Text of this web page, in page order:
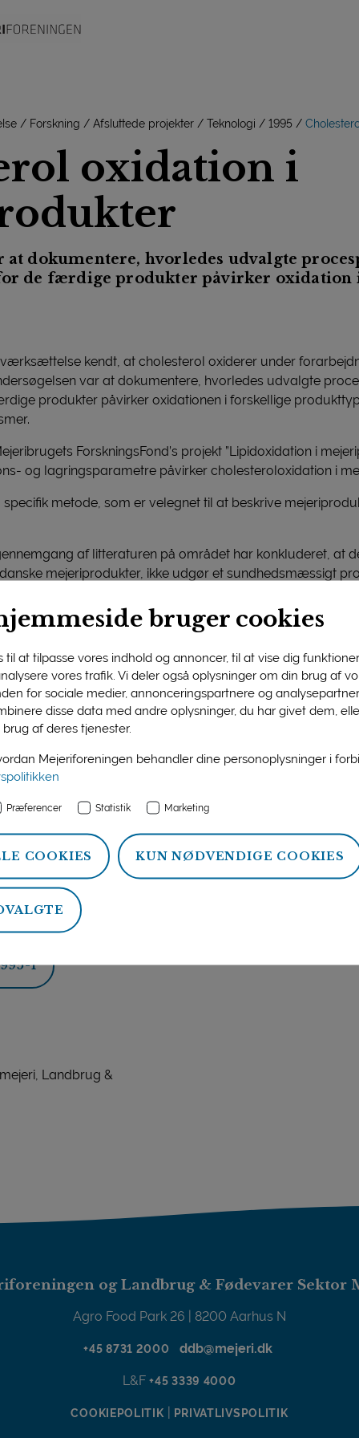
bruger cookies
til at tilpasse vores indhold og annoncer, til at vise dig
vores trafik. Vi deler også oplysninger om din brug af
for sociale medier, annonceringspartnere og
disse data med andre oplysninger, du har givet dem,
af deres tjenester.
Mejeriforeningen behandler dine personoplysninger i
Præferencer Statistik Marketing
COOKIES KUN NØDVENDIGE COOKIES
Forskning Afsluttede projekter Teknologi 1995
oxidation i
dokumentere, hvorledes udvalgte
de færdige produkter påvirker oxidation
kendt, at cholesterol oxiderer under
var at dokumentere, hvorledes udvalgte
produkter påvirker oxidationen i forskellige
ForskningsFond’s projekt ”Lipidoxidation i
og lagringsparametre påvirker cholesteroloxidation i
metode, som er velegnet til at beskrive
af litteraturen på området har konkluderet, at
mejeriprodukter, ikke udgør et sundhedsmæssigt
1995
resultater i slutrapporten
1
Landbrug &
og Landbrug & Fødevarer Sektor
Agro Food Park 26 | 8200 Aarhus N
+45 8731 2000 ddb@mejeri.dk
L&F+45 3339 4000
COOKIEPOLITIK PRIVATLIVSPOLITIK